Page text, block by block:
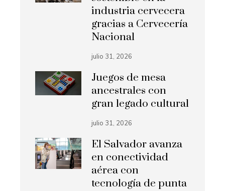
industria cervecera
gracias a Cervecería
Nacional
julio 31, 2026
Juegos de mesa
ancestrales con
gran legado cultural
julio 31, 2026
El Salvador avanza
en conectividad
aérea con
tecnología de punta